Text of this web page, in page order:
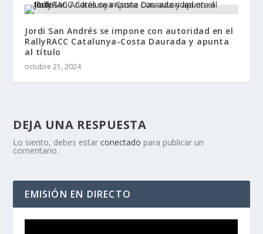
Jordi San Andrés se impone con autoridad en el
RallyRACC Catalunya-Costa Daurada y apunta
al título
octubre 21, 2024
DEJA UNA RESPUESTA
Lo siento, debes estarconectado para publicar un
comentario.
EMISIÓN EN DIRECTO